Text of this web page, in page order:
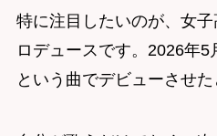
特に注目したいのが、女
ロデュースです。2026年5
という曲でデビューさせた